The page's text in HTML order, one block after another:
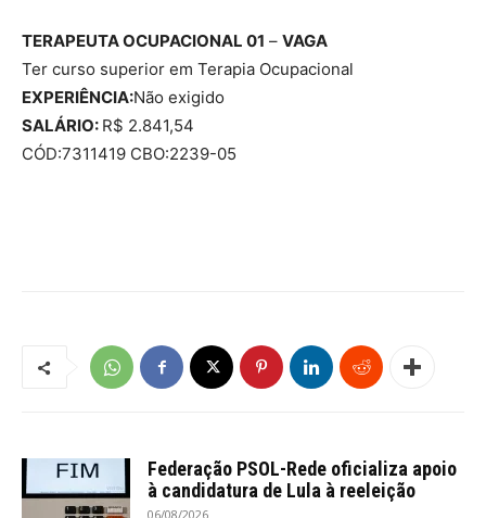
TERAPEUTA OCUPACIONAL 01 – VAGA
Ter curso superior em Terapia Ocupacional
EXPERIÊNCIA:Não exigido
SALÁRIO: R$ 2.841,54
CÓD:7311419 CBO:2239-05
Federação PSOL-Rede oficializa apoio
à candidatura de Lula à reeleição
06/08/2026